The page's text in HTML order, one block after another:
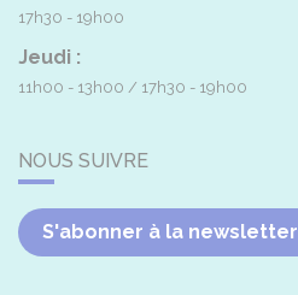
17h30 - 19h00
Jeudi :
11h00 - 13h00 17h30 - 19h00
NOUS SUIVRE
S'abonner à la newsletter